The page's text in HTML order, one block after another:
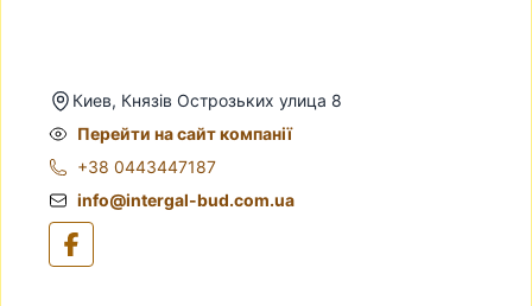
Киев, Князів Острозьких улица 8
Перейти на сайт компанії
+38 0443447187
info@intergal-bud.com.ua